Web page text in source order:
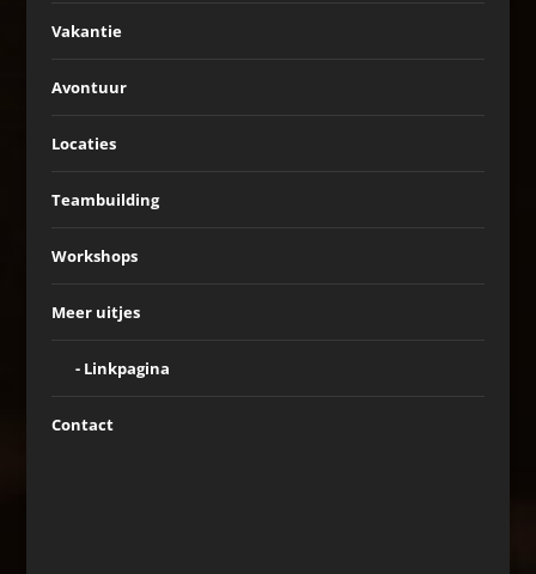
Vakantie
Avontuur
Locaties
Teambuilding
Workshops
Meer uitjes
Linkpagina
Contact